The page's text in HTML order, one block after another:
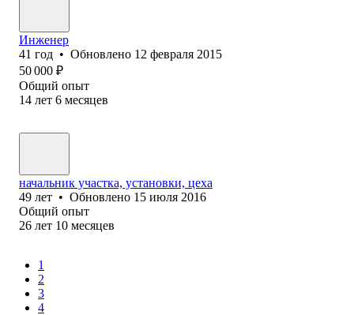
Инженер
41 год • Обновлено 12 февраля 2015
50 000 ₽
Общий опыт
14 лет 6 месяцев
начальник участка, установки, цеха
49 лет • Обновлено 15 июля 2016
Общий опыт
26 лет 10 месяцев
1
2
3
4